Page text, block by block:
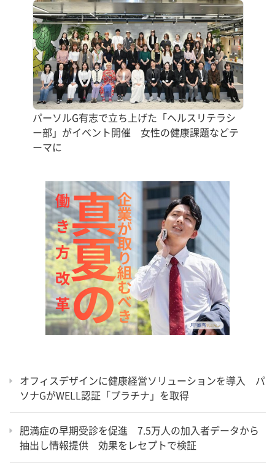
パーソルG有志で立ち上げた「ヘルスリテラシ
ー部」がイベント開催 女性の健康課題などテ
ーマに
オフィスデザインに健康経営ソリューションを導入 パ
ソナGがWELL認証「プラチナ」を取得
肥満症の早期受診を促進 7.5万人の加入者データから
抽出し情報提供 効果をレセプトで検証